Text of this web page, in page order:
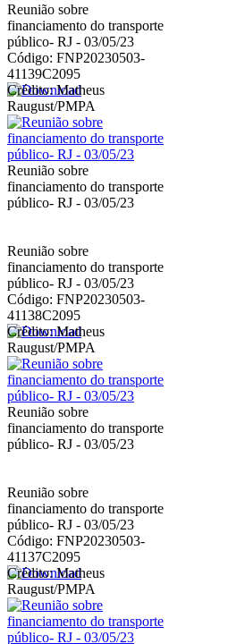
Reunião sobre
financiamento do transporte
público- RJ - 03/05/23
Código: FNP20230503-
41139C2095
Crédito: Matheus
Raugust/PMPA
Reunião sobre
financiamento do transporte
público- RJ - 03/05/23
Reunião sobre
financiamento do transporte
público- RJ - 03/05/23
Código: FNP20230503-
41138C2095
Crédito: Matheus
Raugust/PMPA
Reunião sobre
financiamento do transporte
público- RJ - 03/05/23
Reunião sobre
financiamento do transporte
público- RJ - 03/05/23
Código: FNP20230503-
41137C2095
Crédito: Matheus
Raugust/PMPA